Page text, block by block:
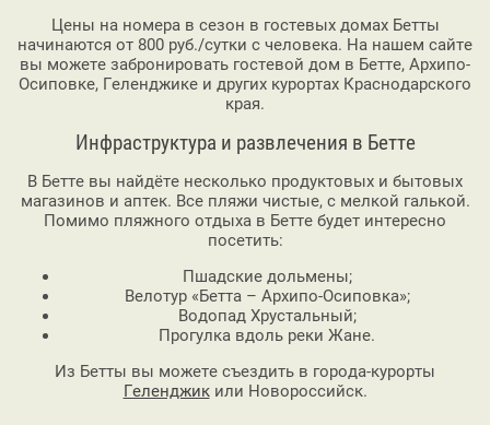
Цены на номера в сезон в гостевых домах Бетты
начинаются от 800 руб./сутки с человека. На нашем сайте
вы можете забронировать гостевой дом в Бетте, Архипо-
Осиповке, Геленджике и других курортах Краснодарского
края.
Инфраструктура и развлечения в Бетте
В Бетте вы найдёте несколько продуктовых и бытовых
магазинов и аптек. Все пляжи чистые, с мелкой галькой.
Помимо пляжного отдыха в Бетте будет интересно
посетить:
Пшадские дольмены;
Велотур «Бетта – Архипо-Осиповка»;
Водопад Хрустальный;
Прогулка вдоль реки Жане.
Из Бетты вы можете съездить в города-курорты
Геленджикили Новороссийск.